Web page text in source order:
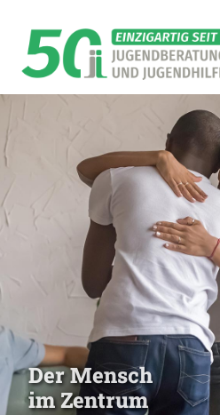
Der Mensch
im Zentrum